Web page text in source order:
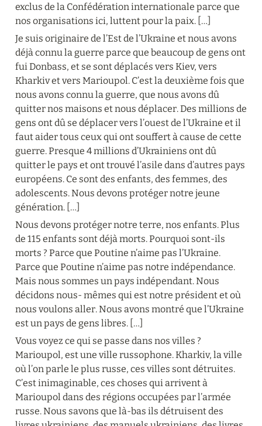
exclus de la Confédération internationale parce que
nos organisations ici, luttent pour la paix. […]
Je suis originaire de l’Est de l’Ukraine et nous avons
déjà connu la guerre parce que beaucoup de gens ont
fui Donbass, et se sont déplacés vers Kiev, vers
Kharkiv et vers Marioupol. C’est la deuxième fois que
nous avons connu la guerre, que nous avons dû
quitter nos maisons et nous déplacer. Des millions de
gens ont dû se déplacer vers l’ouest de l’Ukraine et il
faut aider tous ceux qui ont souffert à cause de cette
guerre. Presque 4 millions d’Ukrainiens ont dû
quitter le pays et ont trouvé l’asile dans d’autres pays
européens. Ce sont des enfants, des femmes, des
adolescents. Nous devons protéger notre jeune
génération. […]
Nous devons protéger notre terre, nos enfants. Plus
de 115 enfants sont déjà morts. Pourquoi sont-ils
morts ? Parce que Poutine n’aime pas l’Ukraine.
Parce que Poutine n’aime pas notre indépendance.
Mais nous sommes un pays indépendant. Nous
décidons nous- mêmes qui est notre président et où
nous voulons aller. Nous avons montré que l’Ukraine
est un pays de gens libres. […]
Vous voyez ce qui se passe dans nos villes ?
Marioupol, est une ville russophone. Kharkiv, la ville
où l’on parle le plus russe, ces villes sont détruites.
C’est inimaginable, ces choses qui arrivent à
Marioupol dans des régions occupées par l’armée
russe. Nous savons que là-bas ils détruisent des